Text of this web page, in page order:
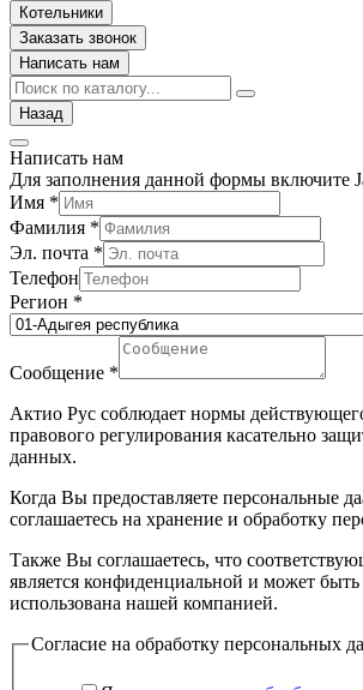
Котельники
Заказать звонок
Написать нам
Назад
Написать нам
Для заполнения данной формы включите
Имя *
Фамилия *
Эл. почта *
Телефон
Регион *
Сообщение *
Актио Рус соблюдает нормы
правового регулирования касательно
данных.
Когда Вы предоставляете персональные
соглашаетесь на хранение и обработку
Также Вы соглашаетесь, что
является конфиденциальной и может
использована нашей компанией.
Согласие на обработку персональных